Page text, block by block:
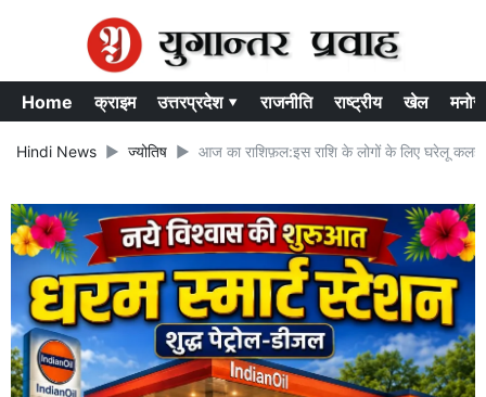
Home क्राइम उत्तरप्रदेश ▾ राजनीति राष्ट्रीय खेल
Hindi News ज्योतिष आज का राशिफ़ल:इस राशि के लोगों के लिए घरेलू कलह